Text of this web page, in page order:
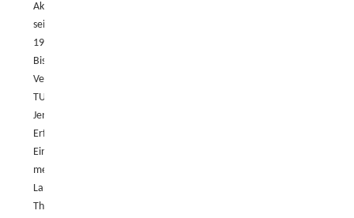
Aktiv
seit:
1997
Bisherige
Vereine:
TUS
Jena
Erfolge
Einzelmeisterschaften:
mehrfacher
Landesmeister
Thüringen,